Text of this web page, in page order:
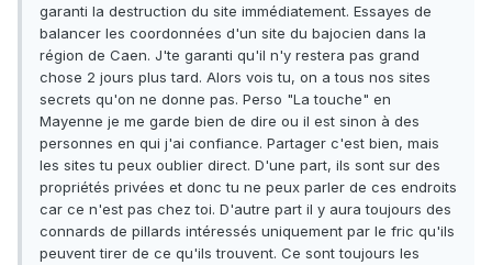
garanti la destruction du site immédiatement. Essayes de
balancer les coordonnées d'un site du bajocien dans la
région de Caen. J'te garanti qu'il n'y restera pas grand
chose 2 jours plus tard. Alors vois tu, on a tous nos sites
secrets qu'on ne donne pas. Perso "La touche" en
Mayenne je me garde bien de dire ou il est sinon à des
personnes en qui j'ai confiance. Partager c'est bien, mais
les sites tu peux oublier direct. D'une part, ils sont sur des
propriétés privées et donc tu ne peux parler de ces endroits
car ce n'est pas chez toi. D'autre part il y aura toujours des
connards de pillards intéressés uniquement par le fric qu'ils
peuvent tirer de ce qu'ils trouvent. Ce sont toujours les